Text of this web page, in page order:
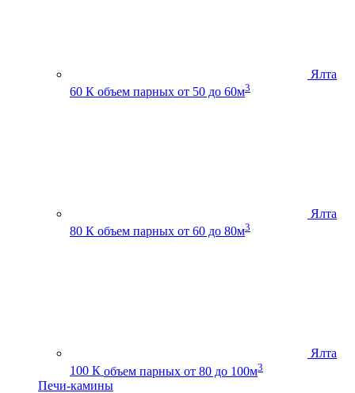
Ялта
60 К объем парных от 50 до 60м3
Ялта
80 К объем парных от 60 до 80м3
Ялта
100 К объем парных от 80 до 100м3
Печи-камины